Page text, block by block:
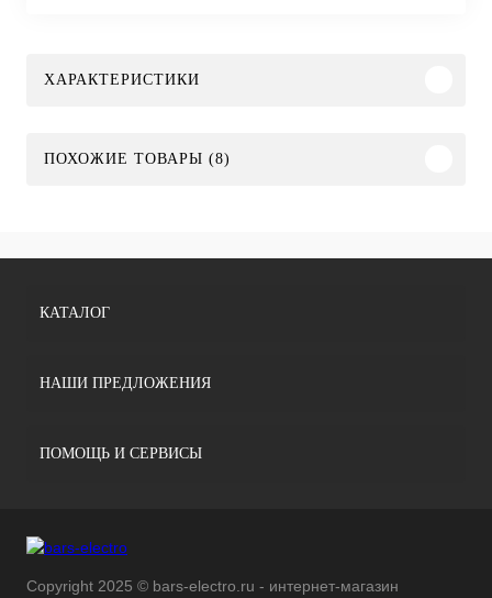
ХАРАКТЕРИСТИКИ
ПОХОЖИЕ ТОВАРЫ (8)
КАТАЛОГ
НАШИ ПРЕДЛОЖЕНИЯ
ПОМОЩЬ И СЕРВИСЫ
Copyright 2025 © bars-electro.ru - интернет-магазин